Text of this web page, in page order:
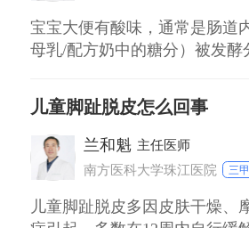
宝宝大便有酸味，通常是肠道
母乳/配方奶中的糖分）被发酵
母乳喂养儿 母乳中乳糖含量高
未完全成熟时，乳糖分解不完
未完全，可能产生乳酸等酸性
味。这种情况多见于6个月内婴
正常、
儿童脚趾脱皮怎么回事
兰和魁 主任医师
南方医科大学珠江医院
三甲
儿童脚趾脱皮多因皮肤干燥、